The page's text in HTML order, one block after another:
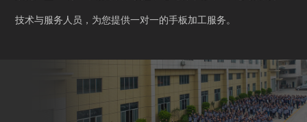
技术与服务人员，为您提供一对一的手板加工服务。